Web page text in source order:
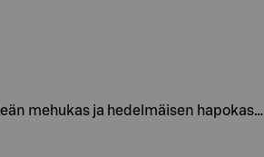
mehukas ja hedelmäisen hapokas…